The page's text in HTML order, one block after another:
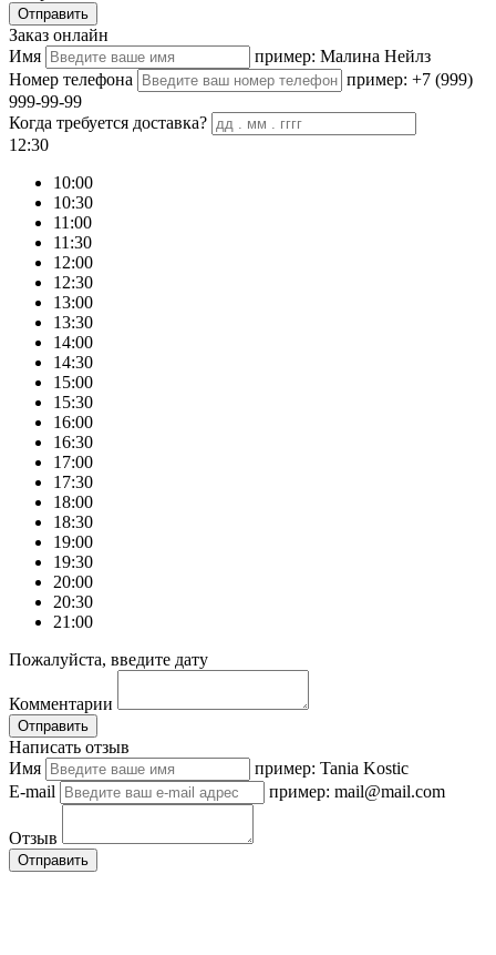
Отправить
Заказ онлайн
Имя
пример: Малина Нейлз
Номер телефона
пример: +7 (999)
999-99-99
Когда требуется доставка?
12:30
10:00
10:30
11:00
11:30
12:00
12:30
13:00
13:30
14:00
14:30
15:00
15:30
16:00
16:30
17:00
17:30
18:00
18:30
19:00
19:30
20:00
20:30
21:00
Пожалуйста, введите дату
Комментарии
Отправить
Написать отзыв
Имя
пример: Tania Kostic
E-mail
пример: mail@mail.com
Отзыв
Отправить